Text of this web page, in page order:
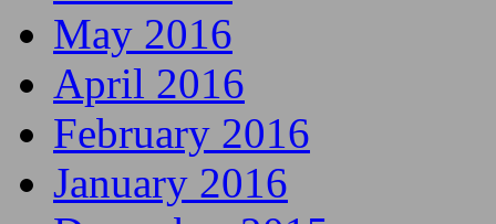
May 2016
April 2016
February 2016
January 2016